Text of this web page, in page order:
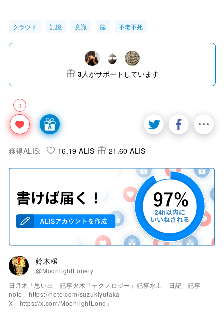
クラウド 記憶 意識 脳 不老不死
3
3人がサポートしています
獲得ALIS: 16.19 ALIS 21.60 ALIS
鈴木穣
@MoonlightLoneiy
日月木「思い出」記事火木「テクノロジー」記事水土「日記」記事
note「https://note.com/suzukiyutaka」
X「https://x.com/MoonlightLone」